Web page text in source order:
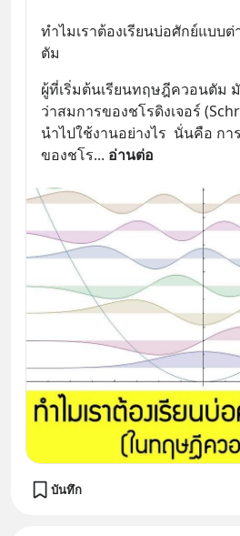
ทำไมเราต้องเรียนบ่อศักย์แบบ
ตัม
ผู้ที่เริ่มต้นเรียนทฤษฎีควอนตัม
ว่าสมการของชโรดิงเจอร์
นำไปใช้งานอย่างไร  นั่นคือ ก
ของชโร... อ่านต่อ
บันทึก